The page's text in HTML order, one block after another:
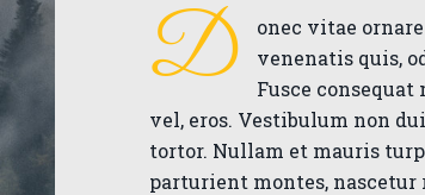
D
onec vitae
venenatis quis,
Fusce
vel, eros. Vestibulum non
tortor. Nullam et mauris
parturient montes, nascetur